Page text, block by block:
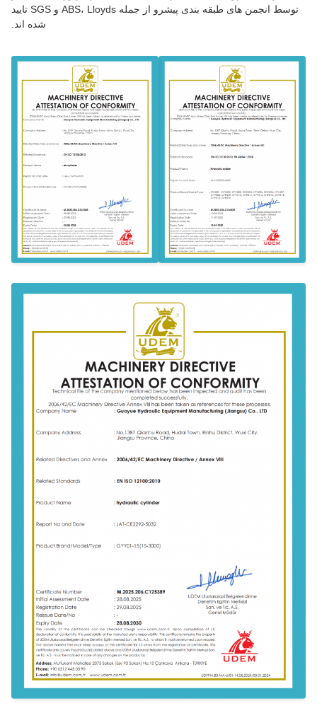
توسط انجمن های طبقه بندی پیشرو از جمله ABS، Lloyds و SGS تایید
شده اند.